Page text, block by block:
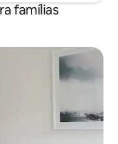
famílias